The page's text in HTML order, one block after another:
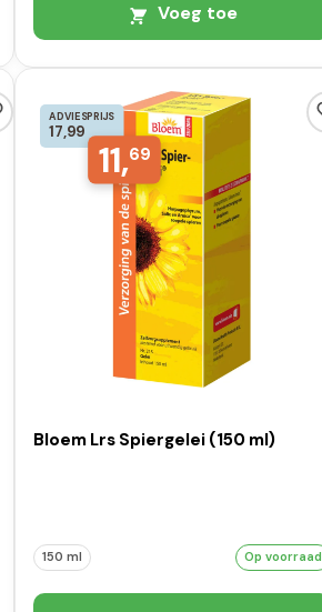
Voeg toe
ADVIESPRIJS
17,99
11,69
Bloem Lrs Spiergelei (150 ml)
150 ml Op voorraad